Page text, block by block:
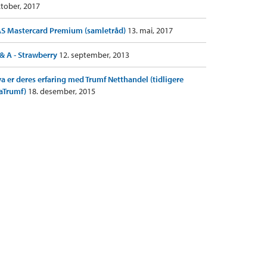
2017
Mastercard Premium (samletråd) 13. mai, 2017
A - Strawberry 12. september, 2013
er deres erfaring med Trumf Netthandel (tidligere
18. desember, 2015